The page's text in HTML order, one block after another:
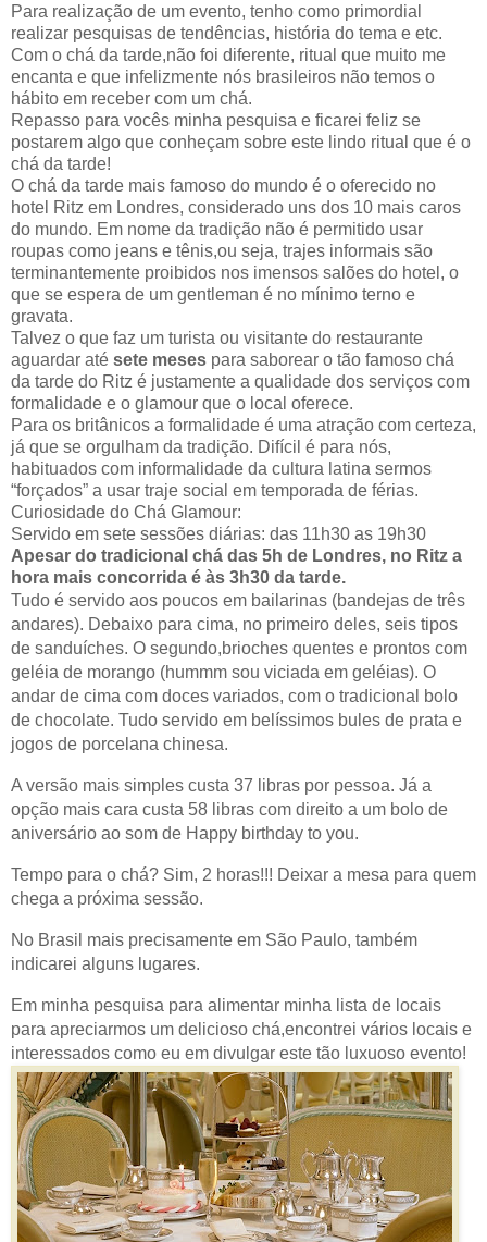
Para realização de um evento, tenho como primordial
realizar pesquisas de tendências, história do tema e etc.
Com o chá da tarde,não foi diferente, ritual que muito me
encanta e que infelizmente nós brasileiros não temos o
hábito em receber com um chá.
Repasso para vocês minha pesquisa e ficarei feliz se
postarem algo que conheçam sobre este lindo ritual que é o
chá da tarde!
O chá da tarde mais famoso do mundo é o oferecido no
hotel Ritz em Londres, considerado uns dos 10 mais caros
do mundo. Em nome da tradição não é permitido usar
roupas como jeans e tênis,ou seja, trajes informais são
terminantemente proibidos nos imensos salões do hotel, o
que se espera de um gentleman é no mínimo terno e
gravata.
Talvez o que faz um turista ou visitante do restaurante
aguardar até sete meses para saborear o tão famoso chá
da tarde do Ritz é justamente a qualidade dos serviços com
formalidade e o glamour que o local oferece.
Para os britânicos a formalidade é uma atração com certeza,
já que se orgulham da tradição. Difícil é para nós,
habituados com informalidade da cultura latina sermos
“forçados” a usar traje social em temporada de férias.
Curiosidade do Chá G lamour:
Servido em sete sessões diárias: das 11h30 as 19h30
Apesar do tradicional chá das 5h de Londres, no Ritz a
hora mais concorrida é às 3h30 da tarde.
Tudo é servido aos poucos em bailarinas (bandejas de três
andares). Debaixo para cima, no primeiro deles, seis tipos
de sanduíches. O segundo,brioches quentes e prontos com
geléia de morango (hummm sou viciada em geléias). O
andar de cima com doces variados, com o tradicional bolo
de chocolate. Tudo servido em belíssimos bules de prata e
jogos de porcelana chinesa.
A versão mais simples custa 37 libras por pessoa. Já a
opção mais cara custa 58 libras com direito a um bolo de
aniversário ao som de Happy birthday to you.
Tempo para o chá? Sim, 2 horas!!! Deixar a mesa para quem
chega a próxima sessão.
No Brasil mais precisamente em São Paulo, também
indicarei alguns lugares.
Em minha pesquisa para alimentar minha lista de locais
para apreciarmos um delicioso chá,encontrei vários locais e
interessados como eu em divulgar este tão luxuoso evento!